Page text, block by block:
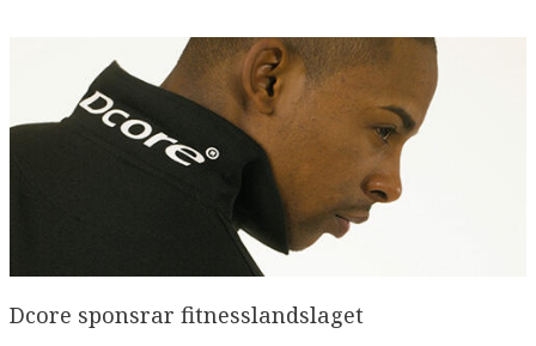
Dcore sponsrar fitnesslandslaget